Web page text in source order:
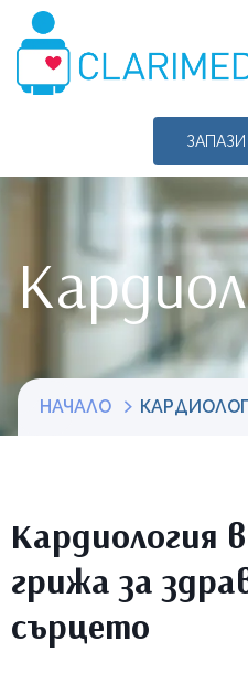
НАЧАЛО
Кардиология
грижа за
сърцето